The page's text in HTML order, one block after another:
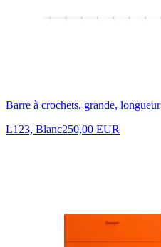
Barre à crochets, grande, longueur
L123, Blanc250,00 EUR